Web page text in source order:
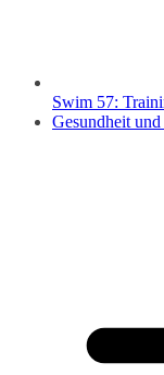
Swim 57:
Gesundheit